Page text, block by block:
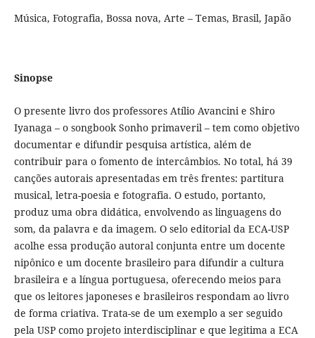
Música, Fotografia, Bossa nova, Arte – Temas, Brasil, Japão
Sinopse
O presente livro dos professores Atílio Avancini e Shiro
Iyanaga – o songbook Sonho primaveril – tem como objetivo
documentar e difundir pesquisa artística, além de
contribuir para o fomento de intercâmbios. No total, há 39
canções autorais apresentadas em três frentes: partitura
musical, letra-poesia e fotografia. O estudo, portanto,
produz uma obra didática, envolvendo as linguagens do
som, da palavra e da imagem. O selo editorial da ECA-USP
acolhe essa produção autoral conjunta entre um docente
nipônico e um docente brasileiro para difundir a cultura
brasileira e a língua portuguesa, oferecendo meios para
que os leitores japoneses e brasileiros respondam ao livro
de forma criativa. Trata-se de um exemplo a ser seguido
pela USP como projeto interdisciplinar e que legitima a ECA